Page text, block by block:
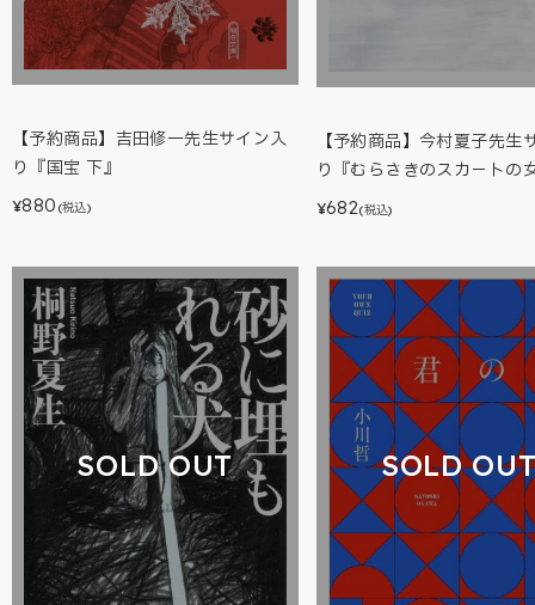
【予約商品】吉田修一先生サイン入
り『国宝 下』
¥880 (税込)
【予約商品】今村夏子先生
り『むらさきのスカ－トの
¥682(税込)
SOLD OUT SOLD